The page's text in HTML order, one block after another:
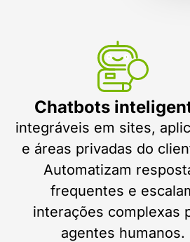
Chatbots
integráveis em sites,
e áreas privadas do
Automatizam
frequentes e
interações complexas
agentes humanos.